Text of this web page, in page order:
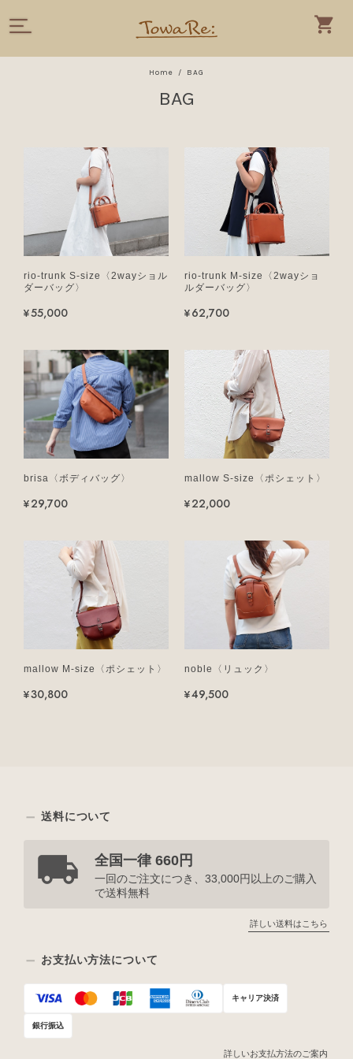
Home BAG
BAG
rio-trunk S-size〈2wayショル
ダーバッグ〉
¥55,000
rio-trunk M-size〈2wayショ
ルダーバッグ〉
¥62,700
brisa〈ボディバッグ〉
¥29,700
mallow S-size〈ポシェット〉
¥22,000
mallow M-size〈ポシェット〉
¥30,800
noble〈リュック〉
¥49,500
送料について
全国一律 660円
一回のご注文につき、33,000円以上のご購入
で送料無料
詳しい送料はこちら
お支払い方法について
キャリア決済
銀行振込
詳しいお支払方法のご案内